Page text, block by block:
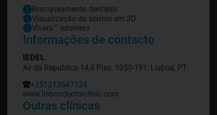
Branqueamento dentário
Visualização do sorriso em 3D
Vivera™ retainers
Informações de contacto
IEDEL
Av da Republica 14,4 Piso, 1050-191, Lisboa, PT
+351213547124
www.lisbondentalclinic.com
Outras clínicas